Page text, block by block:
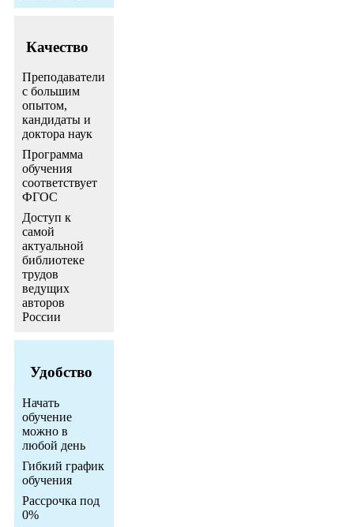
Качество
Преподаватели
с большим
опытом,
кандидаты и
доктора наук
Программа
обучения
соответствует
ФГОС
Доступ к
самой
актуальной
библиотеке
трудов
ведущих
авторов
России
Удобство
Начать
обучение
можно в
любой день
Гибкий график
обучения
Рассрочка под
0%